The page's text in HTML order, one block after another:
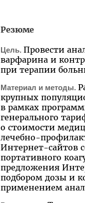
Резюме
Цель. Провести
варфарина и
при терапии
Материал и методы.
крупных
в рамках
генерального
о стоимости
лечебно-
Интернет-сайтов
портативного
предложения
подбором дозы и
применением